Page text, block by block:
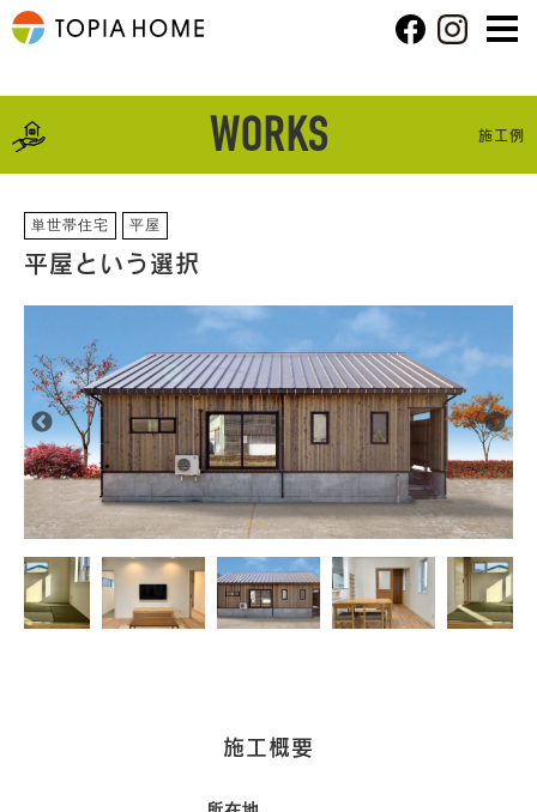
WORKS 施工例
単世帯住宅 平屋
平屋という選択
施工概要